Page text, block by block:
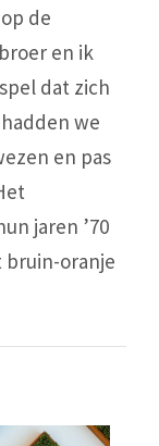
de
en ik
dat zich
we
en pas
jaren ’70
bruin-oranje